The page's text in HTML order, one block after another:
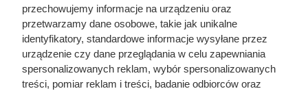
przechowujemy informacje na urządzeniu oraz
przetwarzamy dane osobowe, takie jak unikalne
identyfikatory, standardowe informacje wysyłane przez
urządzenie czy dane przeglądania w celu zapewniania
spersonalizowanych reklam, wybór spersonalizowanych
treści, pomiar reklam i treści, badanie odbiorców oraz